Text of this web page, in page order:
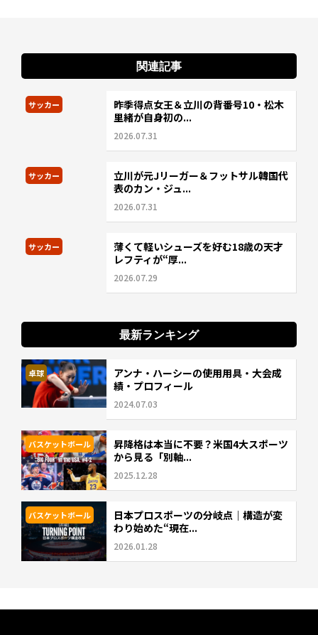
関連記事
サッカー
昨季得点女王＆立川の背番号10・松木
里緒が自身初の...
2026.07.31
サッカー
立川が元Jリーガー＆フットサル韓国代
表のカン・ジュ...
2026.07.31
サッカー
薄くて軽いシューズを好む18歳の天才
レフティが“厚...
2026.07.29
最新ランキング
卓球
アンナ・ハーシーの使用用具・大会成
績・プロフィール
2024.07.03
バスケットボール
昇降格は本当に不要？米国4大スポーツ
から見る「別軸...
2025.12.28
バスケットボール
日本プロスポーツの分岐点｜構造が変
わり始めた“現在...
2026.01.28